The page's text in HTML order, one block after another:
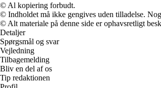
© Al kopiering forbudt.
© Indholdet må ikke gengives uden tilladelse.
© Alt materiale på denne side er ophavsretligt
Detaljer
Spørgsmål og svar
Vejledning
Tilbagemelding
Bliv en del af os
Tip redaktionen